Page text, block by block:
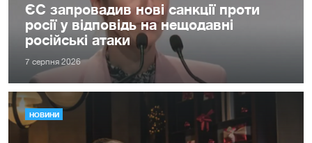
ЄС запровадив нові санкції проти
росії у відповідь на нещодавні
російські атаки
7 серпня 2026
НОВИНИ